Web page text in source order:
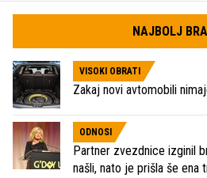
NAJBOLJ
VISOKI OBRATI
Zakaj novi avtomobili
ODNOSI
Partner zvezdnice izginil
našli, nato je prišla še ena